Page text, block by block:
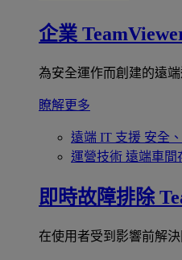
企業
為安全運作而創建的遠端
瞭解更多
遠端 IT 支援 安全
運營技術 遠端車間
即時故障排除
在使用者受到影響前解決